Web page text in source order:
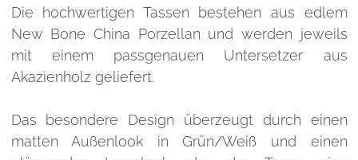
Die hochwertigen Tassen bestehen aus edlem
New Bone China Porzellan und werden jeweils
mit einem passgenauen Untersetzer aus
Akazienholz geliefert.
Das besondere Design überzeugt durch einen
matten Außenlook in Grün/Weiß und einen